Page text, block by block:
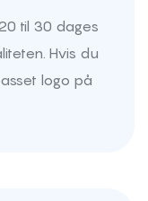
til 30 dages
Hvis du
logo på